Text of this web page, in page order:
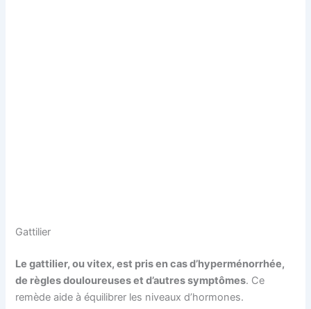
Gattilier
Le gattilier, ou vitex, est pris en cas d’hyperménorrhée,
de règles douloureuses et d’autres symptômes. Ce
remède aide à équilibrer les niveaux d’hormones.